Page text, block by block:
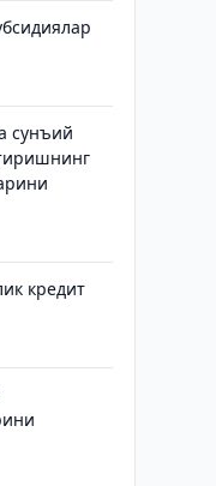
сунъий
кредит